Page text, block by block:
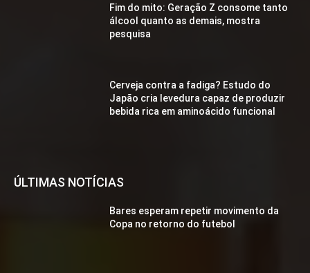
Fim do mito: Geração Z consome tanto
álcool quanto as demais, mostra
pesquisa
Cerveja contra a fadiga? Estudo do
Japão cria levedura capaz de produzir
bebida rica em aminoácido funcional
ÚLTIMAS NOTÍCIAS
Bares esperam repetir movimento da
Copa no retorno do futebol